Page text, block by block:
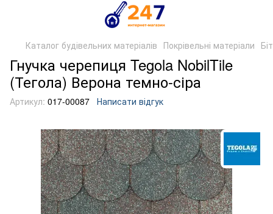
Каталог будівельних матеріалів Покрівельні матеріали
Гнучка черепиця Tegola NobilTile
(Тегола) Верона темно-сіра
Артикул: 017-00087 Написати відгук